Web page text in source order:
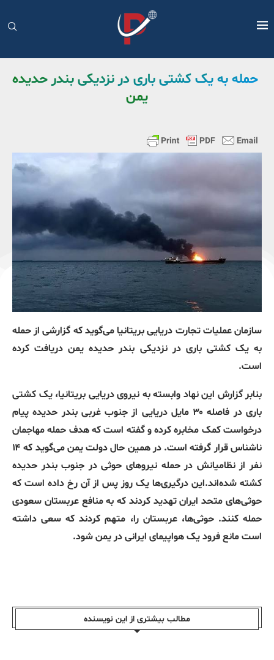
حمله به یک کشتی باری در نزدیکی بندر حدیده
یمن
سازمان عملیات تجارت دریایی بریتانیا می‌گوید که گزارشی از حمله
به یک کشتی باری در نزدیکی بندر حدیده یمن دریافت کرده
است.
بنابر گزارش این نهاد وابسته به نیروی دریایی بریتانیا، یک کشتی
باری در فاصله ۳۰ مایل دریایی از جنوب غربی بندر حدیده پیام
درخواست کمک مخابره کرده و گفته است که هدف حمله مهاجمان
ناشناس قرار گرفته است. در همین حال دولت یمن می‌گوید که ۱۴
نفر از نظامیانش در حمله نیروهای حوثی در جنوب بندر حدیده
کشته شده‌اند.این درگیری‌ها یک روز پس از آن رخ داده است که
حوثی‌های متحد ایران تهدید کردند که به منافع عربستان سعودی
حمله کنند. حوثی‌ها، عربستان را، متهم کردند که سعی داشته
است مانع فرود یک هواپیمای ایرانی در یمن شود.
مطالب بیشتری از این نویسندە